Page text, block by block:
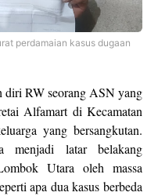
perdamaian kasus dugaan
RW seorang ASN yang
Alfamart di Kecamatan
yang bersangkutan.
latar belakang
Utara oleh massa
apa dua kasus berbeda